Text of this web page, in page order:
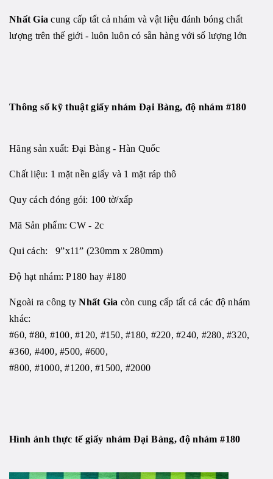
Nhất Gia cung cấp tất cả nhám và vật liệu đánh bóng chất
lượng trên thế giới - luôn luôn có sẵn hàng với số lượng lớn
Thông số kỹ thuậtgiấy nhám Đại Bàng, độ nhám #180
Hãng sản xuất: Đại Bàng - Hàn Quốc
Chất liệu: 1 mặt nền giấy và 1 mặt ráp thô
Quy cách đóng gói: 100 tờ/xấp
Mã Sản phẩm: CW - 2c
Qui cách: 9”x11” (230mm x 280mm)
Độ hạt nhám: P180 hay #180
Ngoài ra công tyNhất Gia còn cung cấp tất cả các độ nhám
khác:
#60, #80, #100, #120, #150, #180, #220, #240, #280, #320,
#360, #400, #500, #600,
#800, #1000, #1200, #1500, #2000
Hình ảnh thực tếgiấy nhám Đại Bàng, độ nhám #180